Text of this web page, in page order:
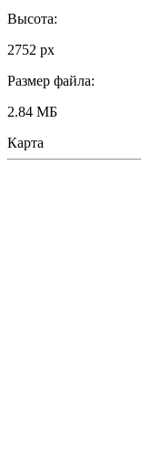
Высота:
2752 px
Размер файла:
2.84 МБ
Карта